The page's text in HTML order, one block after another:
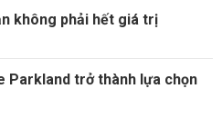
không phải hết giá trị
Parkland trở thành lựa chọn